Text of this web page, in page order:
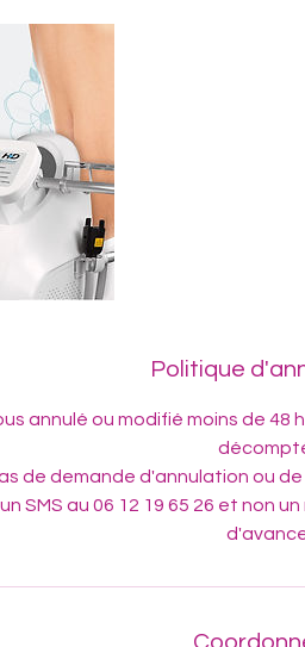
Politique
annulé ou modifié moins de 48
de demande d'annulation ou
SMS au 06 12 19 65 26 et non